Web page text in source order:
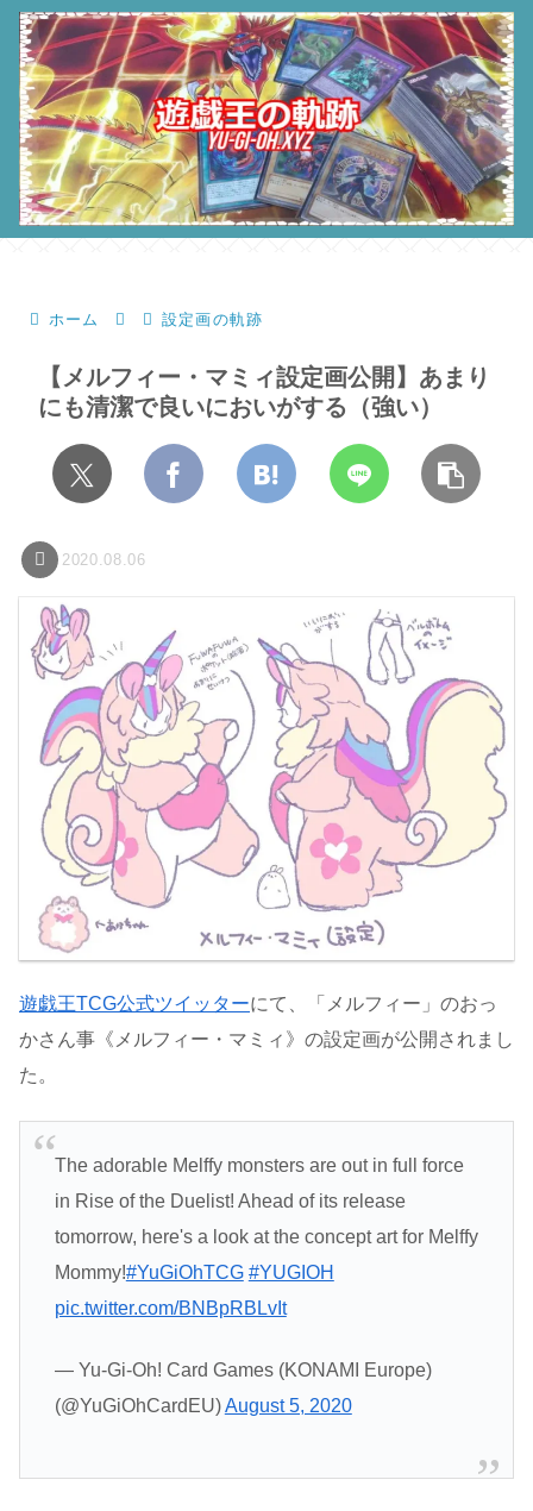
ホーム 設定画の軌跡
【メルフィー・マミィ設定画公開】あまり
にも清潔で良いにおいがする（強い）
2020.08.06
遊戯王TCG公式ツイッターにて、「メルフィー」のおっ
かさん事《メルフィー・マミィ》の設定画が公開されまし
た。
The adorable Melffy monsters are out in full force
in Rise of the Duelist! Ahead of its release
tomorrow, here's a look at the concept art for Melffy
Mommy!#YuGiOhTCG #YUGIOH
pic.twitter.com/BNBpRBLvIt
— Yu-Gi-Oh! Card Games (KONAMI Europe)
(@YuGiOhCardEU)August 5, 2020